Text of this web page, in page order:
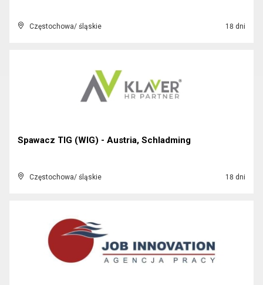
Częstochowa/ śląskie 18 dni
Spawacz TIG (WIG) - Austria, Schladming
Częstochowa/ śląskie 18 dni